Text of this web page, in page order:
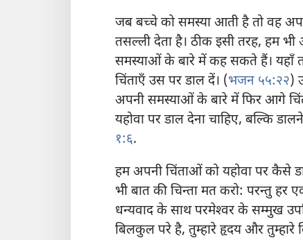
जब बच्चे को समस्या आती है तो वह
तसल्ली देता है। ठीक इसी तरह, हम भी
समस्याओं के बारे में कह सकते हैं। यहाँ
चिंताएँ उस पर डाल दें। (भजन ५५:२२)
अपनी समस्याओं के बारे में फिर आगे
यहोवा पर डाल देना चाहिए, बल्कि
१:६.
हम अपनी चिंताओं को यहोवा पर कैसे
भी बात की चिन्ता मत करो: परन्तु हर
धन्यवाद के साथ परमेश्‍वर के सम्मुख
बिलकुल परे है, तुम्हारे हृदय और तुम्हारे